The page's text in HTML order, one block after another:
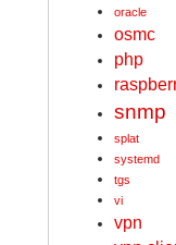
oracle
osmc
php
snmp
splat
systemd
tgs
vi
vpn